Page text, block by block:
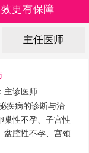
更有保障
主任医师
主诊医师
疾病的诊断与治
巢性不孕、子宫性
盆腔性不孕、宫颈